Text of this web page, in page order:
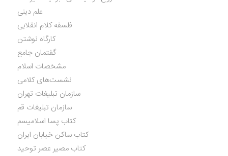
علم دینی
فلسفه کلام انقلابی
کارگاه نوشتن
گفتمان جامع
مشخصات اسلام
نشست‌های کلامی
سازمان تبلیغات تهران
سازمان تبلیغات قم
کتاب پسا اسلامیسم
کتاب ساکن خیابان ایران
کتاب مصیر عصر توحید